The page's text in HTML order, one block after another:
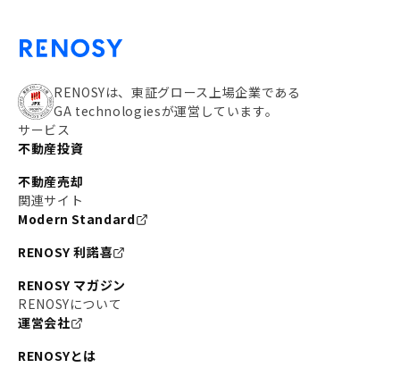
RENOSYは、東証グロース上場企業である
GA technologiesが運営しています。
サービス
不動産投資
不動産売却
関連サイト
Modern Standard
RENOSY 利諾喜
RENOSY マガジン
RENOSYについて
運営会社
RENOSYとは